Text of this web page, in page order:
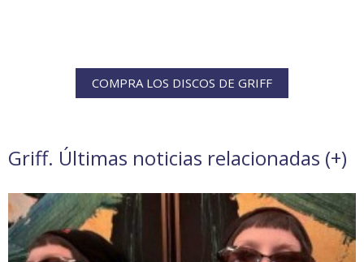
COMPRA LOS DISCOS DE GRIFF
Griff. Últimas noticias relacionadas (+)